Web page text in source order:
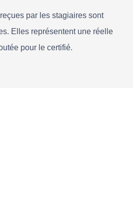
par les stagiaires sont
Elles représentent une réelle
pour le certifié.